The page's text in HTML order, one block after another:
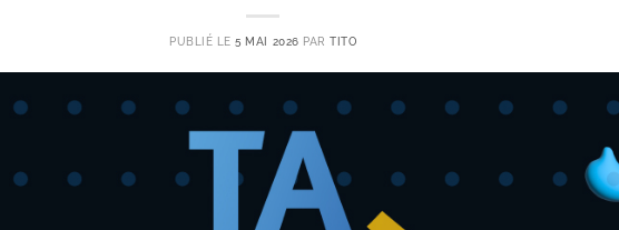
PUBLIÉ LE5 MAI 2026 PARTITO